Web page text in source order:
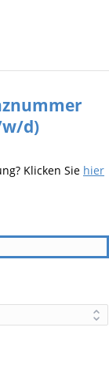
d)
Klicken Sie hier